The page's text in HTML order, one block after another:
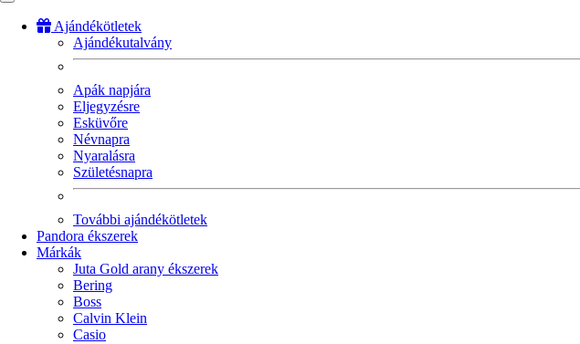
Ajándékötletek
Ajándékutalvány
Apák napjára
Eljegyzésre
Esküvőre
Névnapra
Nyaralásra
Születésnapra
További ajándékötletek
Pandora ékszerek
Márkák
Juta Gold arany ékszerek
Bering
Boss
Calvin Klein
Casio